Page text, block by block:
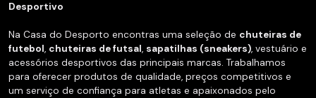
Desportivo
Na Casa do Desporto encontras uma seleção de chuteiras de
futebol, chuteiras de futsal, sapatilhas (sneakers), vestuário e
acessórios desportivos das principais marcas. Trabalhamos
para oferecer produtos de qualidade, preços competitivos e
um serviço de confiança para atletas e apaixonados pelo